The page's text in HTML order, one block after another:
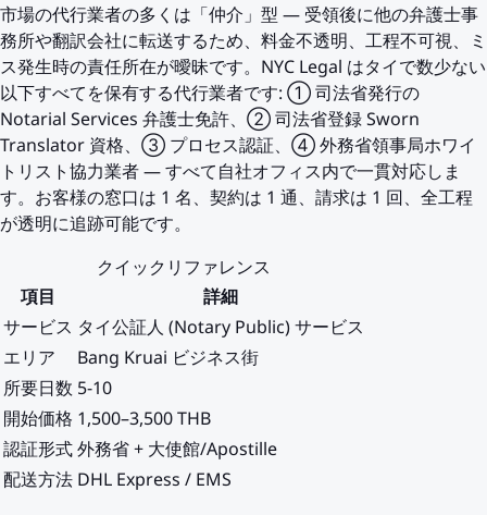
市場の代行業者の多くは「仲介」型 — 受領後に他の弁護士事
務所や翻訳会社に転送するため、料金不透明、工程不可視、ミ
ス発生時の責任所在が曖昧です。NYC Legal はタイで数少ない
以下すべてを保有する代行業者です: ① 司法省発行の
Notarial Services 弁護士免許、② 司法省登録 Sworn
Translator 資格、③ プロセス認証、④ 外務省領事局ホワイ
トリスト協力業者 — すべて自社オフィス内で一貫対応しま
す。お客様の窓口は 1 名、契約は 1 通、請求は 1 回、全工程
が透明に追跡可能です。
クイックリファレンス
項目
詳細
サービス タイ公証人 (Notary Public) サービス
エリア
Bang Kruai ビジネス街
所要日数 5-10
開始価格 1,500–3,500 THB
認証形式外務省 + 大使館/Apostille
配送方法 DHL Express / EMS